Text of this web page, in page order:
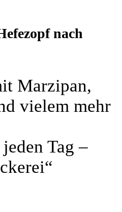
nach
Marzipan,
vielem mehr
Tag –